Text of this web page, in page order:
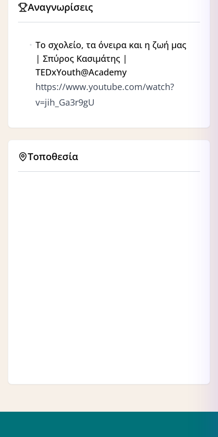
Αναγνωρίσεις
Το σχολείο, τα όνειρα και η ζωή μας
| Σπύρος Κασιμάτης |
TEDxYouth@Academy
https://www.youtube.com/watch?
v=jih_Ga3r9gU
Τοποθεσία